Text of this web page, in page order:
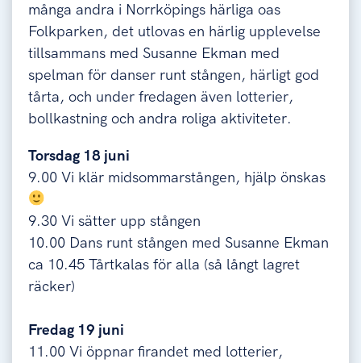
många andra i Norrköpings härliga oas
Folkparken, det utlovas en härlig upplevelse
tillsammans med Susanne Ekman med
spelman för danser runt stången, härligt god
tårta, och under fredagen även lotterier,
bollkastning och andra roliga aktiviteter.
Torsdag 18 juni
9.00 Vi klär midsommarstången, hjälp önskas
9.30 Vi sätter upp stången
10.00 Dans runt stången med Susanne Ekman
ca 10.45 Tårtkalas för alla (så långt lagret
räcker)
Fredag 19 juni
11.00 Vi öppnar firandet med lotterier,